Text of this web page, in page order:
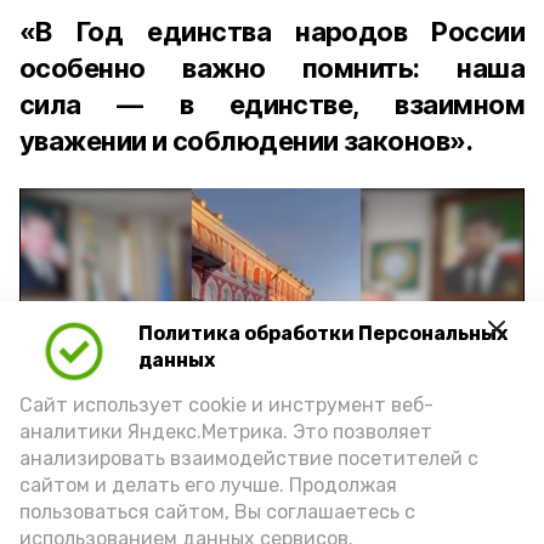
Политика обработки Персональных
данных
Сайт использует cookie и инструмент веб-
аналитики Яндекс.Метрика. Это позволяет
анализировать взаимодействие посетителей с
сайтом и делать его лучше. Продолжая
пользоваться сайтом, Вы соглашаетесь с
использованием данных сервисов.
«В Год единства народов России
особенно важно помнить: наша
сила — в единстве, взаимном
уважении и соблюдении законов».
Play
Video
Видео: управление пресс-службы и информации
администрации губернатора АО